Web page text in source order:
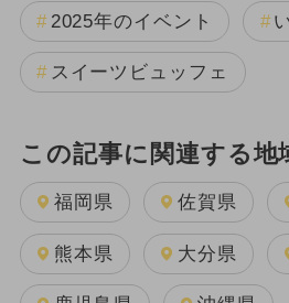
2025年のイベント
スイーツビュッフェ
この記事に関連する地
福岡県 佐賀県
熊本県 大分県